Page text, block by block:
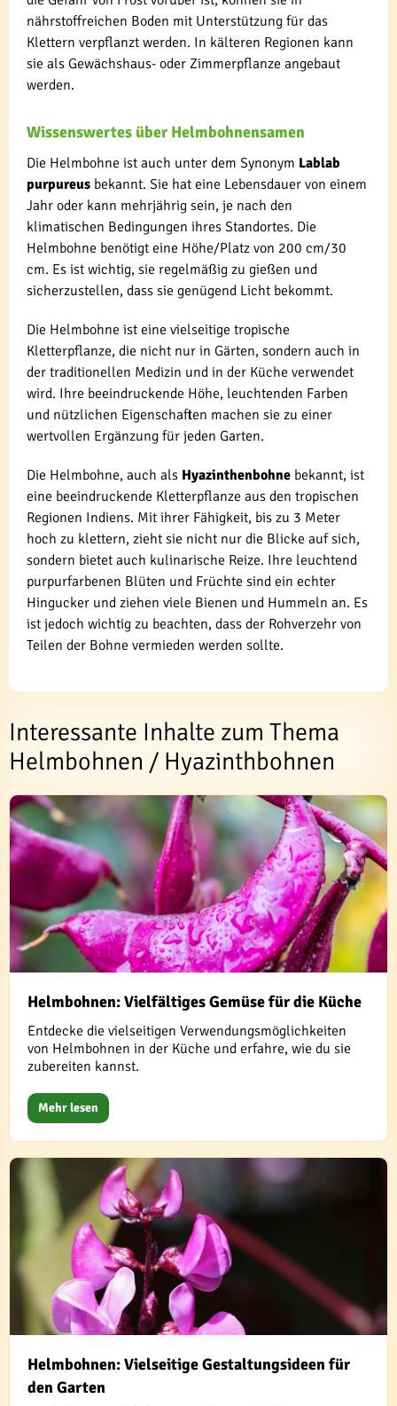
nährstoffreichen Boden mit Unterstützung für das
Klettern verpflanzt werden. In kälteren Regionen kann
sie als Gewächshaus- oder Zimmerpflanze angebaut
werden.
Wissenswertes über Helmbohnensamen
Die Helmbohne ist auch unter dem Synonym Lablab
purpureus bekannt. Sie hat eine Lebensdauer von einem
Jahr oder kann mehrjährig sein, je nach den
klimatischen Bedingungen ihres Standortes. Die
Helmbohne benötigt eine Höhe/Platz von 200 cm/30
cm. Es ist wichtig, sie regelmäßig zu gießen und
sicherzustellen, dass sie genügend Licht bekommt.
Die Helmbohne ist eine vielseitige tropische
Kletterpflanze, die nicht nur in Gärten, sondern auch in
der traditionellen Medizin und in der Küche verwendet
wird. Ihre beeindruckende Höhe, leuchtenden Farben
und nützlichen Eigenschaften machen sie zu einer
wertvollen Ergänzung für jeden Garten.
Die Helmbohne, auch als Hyazinthenbohne bekannt, ist
eine beeindruckende Kletterpflanze aus den tropischen
Regionen Indiens. Mit ihrer Fähigkeit, bis zu 3 Meter
hoch zu klettern, zieht sie nicht nur die Blicke auf sich,
sondern bietet auch kulinarische Reize. Ihre leuchtend
purpurfarbenen Blüten und Früchte sind ein echter
Hingucker und ziehen viele Bienen und Hummeln an. Es
ist jedoch wichtig zu beachten, dass der Rohverzehr von
Teilen der Bohne vermieden werden sollte.
Interessante Inhalte zum Thema
Helmbohnen / Hyazinthbohnen
Helmbohnen: Vielfältiges Gemüse für die Küche
Entdecke die vielseitigen Verwendungsmöglichkeiten
von Helmbohnen in der Küche und erfahre, wie du sie
zubereiten kannst.
Mehr lesen
Helmbohnen: Vielseitige Gestaltungsideen für
den Garten